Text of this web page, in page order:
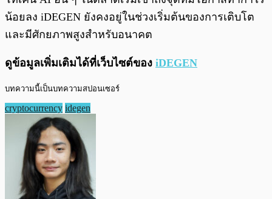
น้อยลง iDEGEN ยังคงอยู่ในช่วงเริ่มต้นของการเติบโต
และมีศักยภาพสูงสำหรับอนาคต
ดูข้อมูลเพิ่มเติมได้ที่เว็บไซต์ของ iDEGEN
บทความนี้เป็นบทความสปอนเซอร์
cryptocurrency idegen